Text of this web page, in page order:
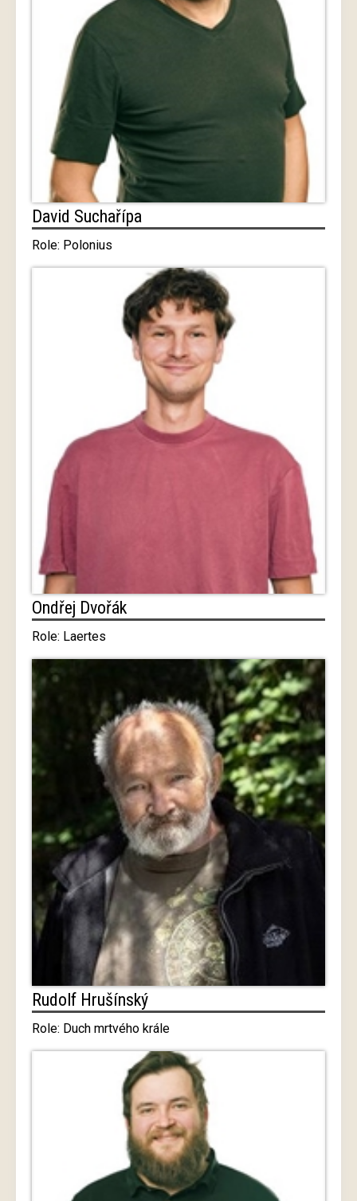
David Suchařípa
Role: Polonius
Ondřej Dvořák
Role: Laertes
Rudolf Hrušínský
Role: Duch mrtvého krále